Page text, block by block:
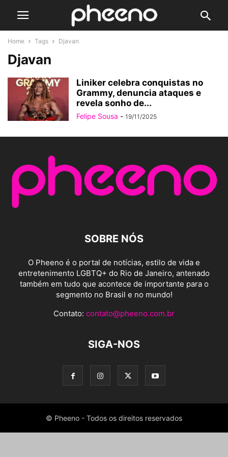
Home Tags Djavan
Djavan
Liniker celebra conquistas no
Grammy, denuncia ataques e
revela sonho de...
Felipe Sousa - 19/11/2025
SOBRE NÓS
O Pheeno é o portal de notícias, estilo de vida e
entretenimento LGBTQ+ do Rio de Janeiro, antenado
também em tudo que acontece de importante para o
segmento no Brasil e no mundo!
Contato: contato@pheeno.com.br
SIGA-NOS
© Pheeno - Todos os direitos reservados